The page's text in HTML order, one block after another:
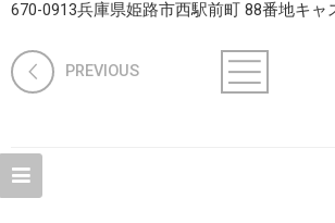
670-0913兵庫県姫路市西駅前町 88番地キャ
PREVIOUS